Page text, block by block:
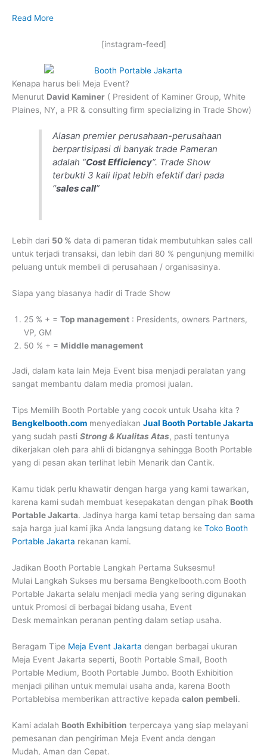
Read More
[instagram-feed]
Kenapa harus beli Meja Event?
Menurut David Kaminer ( President of Kaminer Group, White
Plaines, NY, a PR & consulting firm specializing in Trade Show)
Alasan premier perusahaan-perusahaan
berpartisipasi di banyak trade Pameran
adalah “Cost Efficiency”. Trade Show
terbukti 3 kali lipat lebih efektif dari pada
“sales call”
Lebih dari 50 % data di pameran tidak membutuhkan sales call
untuk terjadi transaksi, dan lebih dari 80 % pengunjung memiliki
peluang untuk membeli di perusahaan / organisasinya.
Siapa yang biasanya hadir di Trade Show
25 % + = Top management : Presidents, owners Partners,
VP, GM
50 % + = Middle management
Jadi, dalam kata lain Meja Event bisa menjadi peralatan yang
sangat membantu dalam media promosi jualan.
Tips Memilih Booth Portable yang cocok untuk Usaha kita ?
Bengkelbooth.com menyediakan Jual Booth Portable Jakarta
yang sudah pasti Strong & Kualitas Atas, pasti tentunya
dikerjakan oleh para ahli di bidangnya sehingga Booth Portable
yang di pesan akan terlihat lebih Menarik dan Cantik.
Kamu tidak perlu khawatir dengan harga yang kami tawarkan,
karena kami sudah membuat kesepakatan dengan pihak Booth
Portable Jakarta. Jadinya harga kami tetap bersaing dan sama
saja harga jual kami jika Anda langsung datang ke Toko Booth
Portable Jakarta rekanan kami.
Jadikan Booth Portable Langkah Pertama Suksesmu!
Mulai Langkah Sukses mu bersama Bengkelbooth.com Booth
Portable Jakarta selalu menjadi media yang sering digunakan
untuk Promosi di berbagai bidang usaha, Event
Desk memainkan peranan penting dalam setiap usaha.
Beragam Tipe Meja Event Jakarta dengan berbagai ukuran
Meja Event Jakarta seperti, Booth Portable Small, Booth
Portable Medium, Booth Portable Jumbo. Booth Exhibition
menjadi pilihan untuk memulai usaha anda, karena Booth
Portablebisa memberikan attractive kepada calon pembeli.
Kami adalah Booth Exhibition terpercaya yang siap melayani
pemesanan dan pengiriman Meja Event anda dengan
Mudah, Aman dan Cepat.